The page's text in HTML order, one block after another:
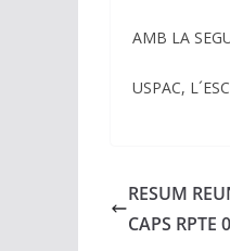
AMB LA
USPAC,
RESUM
CAPS RPTE